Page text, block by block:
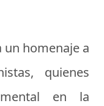
un homenaje a
quienes
en la